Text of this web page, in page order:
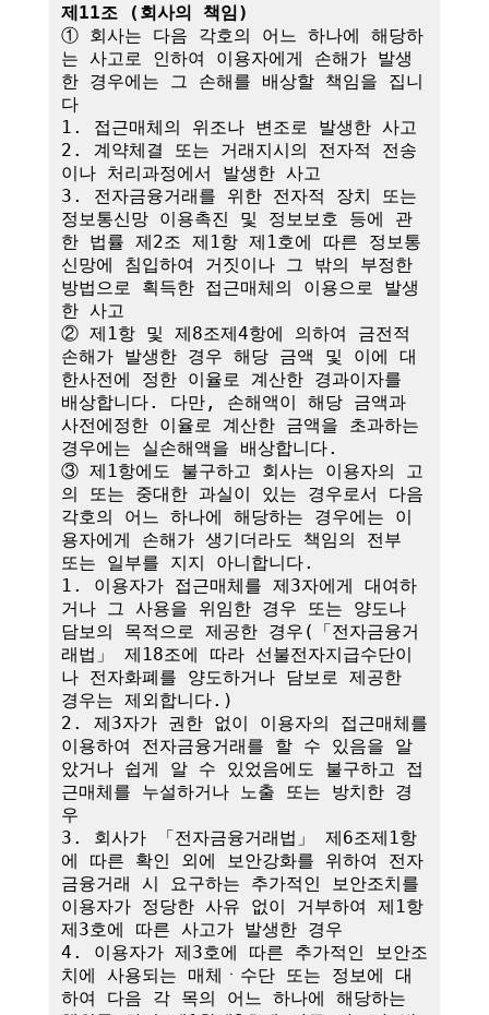
제11조 (회사의 책임)
① 회사는 다음 각호의 어느 하나에 해당하
는 사고로 인하여 이용자에게 손해가 발생
한 경우에는 그 손해를 배상할 책임을 집니
다
1. 접근매체의 위조나 변조로 발생한 사고
2. 계약체결 또는 거래지시의 전자적 전송
이나 처리과정에서 발생한 사고
3. 전자금융거래를 위한 전자적 장치 또는
정보통신망 이용촉진 및 정보보호 등에 관
한 법률 제2조 제1항 제1호에 따른 정보통
신망에 침입하여 거짓이나 그 밖의 부정한
방법으로 획득한 접근매체의 이용으로 발생
한 사고
② 제1항 및 제8조제4항에 의하여 금전적
손해가 발생한 경우 해당 금액 및 이에 대
한사전에 정한 이율로 계산한 경과이자를
배상합니다. 다만, 손해액이 해당 금액과
사전에정한 이율로 계산한 금액을 초과하는
경우에는 실손해액을 배상합니다.
③ 제1항에도 불구하고 회사는 이용자의 고
의 또는 중대한 과실이 있는 경우로서 다음
각호의 어느 하나에 해당하는 경우에는 이
용자에게 손해가 생기더라도 책임의 전부
또는 일부를 지지 아니합니다.
1. 이용자가 접근매체를 제3자에게 대여하
거나 그 사용을 위임한 경우 또는 양도나
담보의 목적으로 제공한 경우(「전자금융거
래법」 제18조에 따라 선불전자지급수단이
나 전자화폐를 양도하거나 담보로 제공한
경우는 제외합니다.)
2. 제3자가 권한 없이 이용자의 접근매체를
이용하여 전자금융거래를 할 수 있음을 알
았거나 쉽게 알 수 있었음에도 불구하고 접
근매체를 누설하거나 노출 또는 방치한 경
우
3. 회사가 「전자금융거래법」 제6조제1항
에 따른 확인 외에 보안강화를 위하여 전자
금융거래 시 요구하는 추가적인 보안조치를
이용자가 정당한 사유 없이 거부하여 제1항
제3호에 따른 사고가 발생한 경우
4. 이용자가 제3호에 따른 추가적인 보안조
치에 사용되는 매체ㆍ수단 또는 정보에 대
하여 다음 각 목의 어느 하나에 해당하는